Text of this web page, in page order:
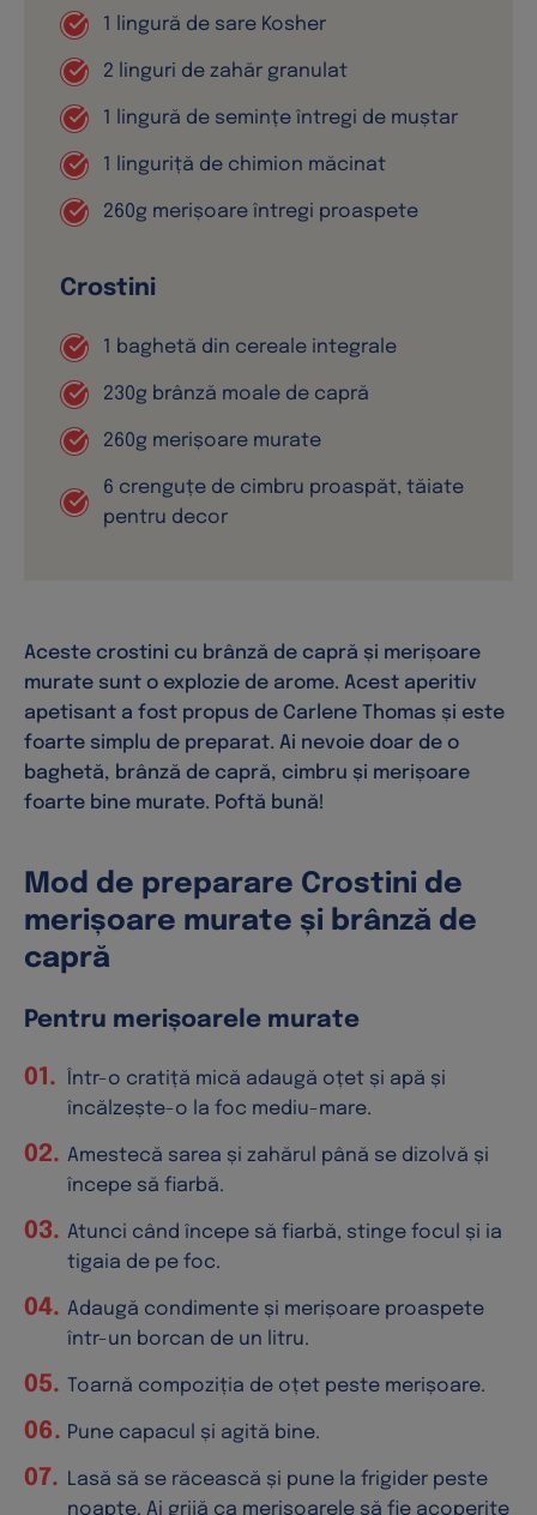
Aceste crostini cu brânză de capră și merișoare
murate sunt o explozie de arome. Acest aperitiv
apetisant a fost propus de Carlene Thomas și este
foarte simplu de preparat. Ai nevoie doar de o
baghetă, brânză de capră, cimbru și merișoare
foarte bine murate. Poftă bună!
Mod de preparare Crostini de
merișoare murate și brânză de
capră
Pentru merișoarele murate
Într-o cratiță mică adaugă oțet și apă și
încălzește-o la foc mediu-mare.
Amestecă sarea și zahărul până se dizolvă și
începe să fiarbă.
Atunci când începe să fiarbă, stinge focul și ia
tigaia de pe foc.
Adaugă condimente și merișoare proaspete
într-un borcan de un litru.
Toarnă compoziția de oțet peste merișoare.
Pune capacul și agită bine.
Lasă să se răcească și pune la frigider peste
noapte. Ai grijă ca merișoarele să fie acoperite